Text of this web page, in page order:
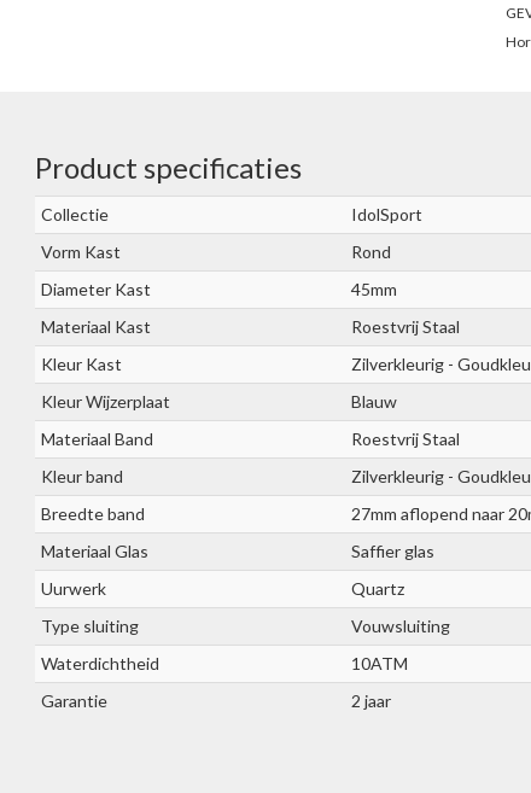
Product specificaties
Collectie
IdolSport
Vorm Kast
Rond
Diameter Kast
45mm
Materiaal Kast
Roestvrij Staal
Kleur Kast
Zilverkleurig -
Kleur Wijzerplaat
Blauw
Materiaal Band
Roestvrij Staal
Kleur band
Zilverkleurig -
Breedte band
27mm aflopend naar
Materiaal Glas
Saffier glas
Uurwerk
Quartz
Type sluiting
Vouwsluiting
Waterdichtheid
10ATM
Garantie
2 jaar